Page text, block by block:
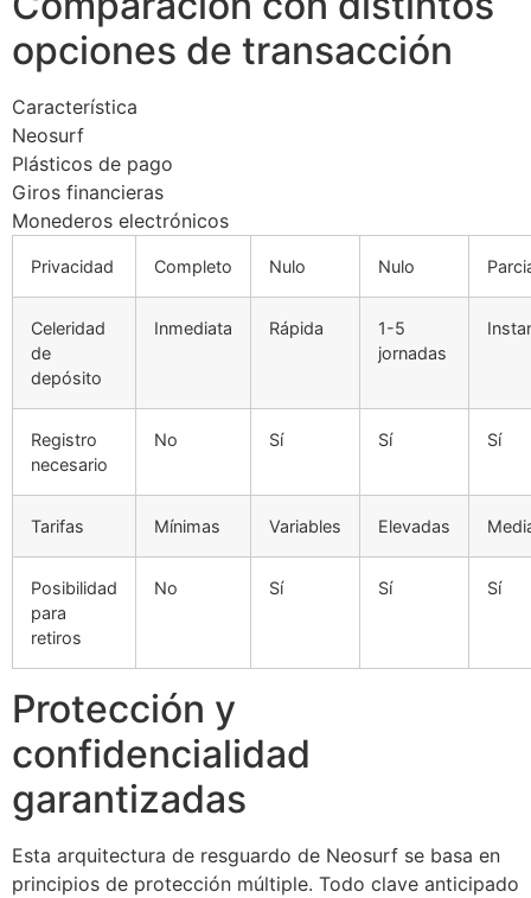
opciones de transacción
Característica
Neosurf
Plásticos de pago
Giros financieras
Monederos electrónicos
Privacidad Completo Nulo Nulo
Celeridad
de
depósito
Inmediata Rápida
1-5
jornadas
Registro
necesario
No Sí Sí Sí
Tarifas Mínimas Variables Elevadas
Posibilidad
para
retiros
No Sí Sí Sí
Protección y
confidencialidad
garantizadas
Esta arquitectura de resguardo de Neosurf se basa en
principios de protección múltiple. Todo clave anticipado